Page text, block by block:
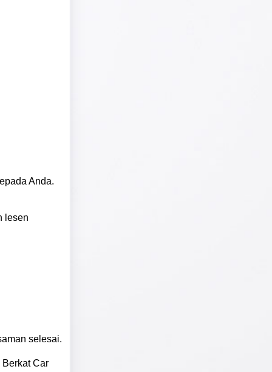
Anda.
lesen
selesai.
Car